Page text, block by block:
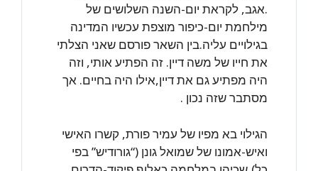
.אגב, לקראת יום-השנה השלושים של
מילחמת יום-כיפור מוצפת עכשיו המדינה
בגילויים עליה.בין השאר פורסם שאני הצלתי
את חייו של משה דיין. זה הפתיע אותי, וזה
היה מפתיע גם את דיין,אילו היה בחיים. אך
מסתבר שזה נכון .
הגילוי בא מפיו של עמיר פורת, קשרו האישי
ואיש-אמונו של שמואל גונן (“גורודיש” בפי